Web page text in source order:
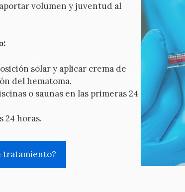
volumen y juventud al
solar y aplicar crema de
del hematoma.
o saunas en las primeras 24
24 horas.
tratamiento?